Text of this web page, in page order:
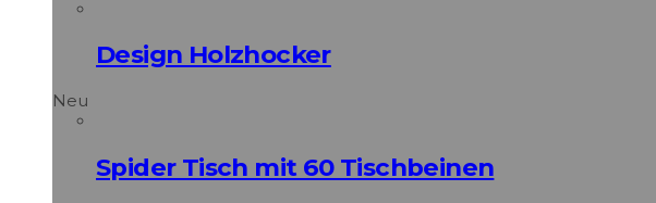
Design Holzhocker
Neu
Spider Tisch mit 60 Tischbeinen